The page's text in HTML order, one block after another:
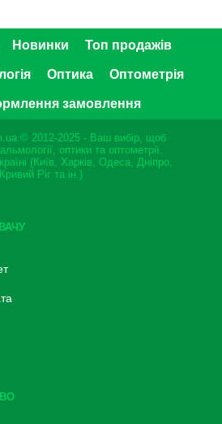
Новинки Топ продажів
Оптика Оптометрія
замовлення
© 2012-2025 - Ваш вибір, щоб
оптики та оптометрії.
(Київ, Харків, Одеса, Дніпро,
Ріг та ін.)